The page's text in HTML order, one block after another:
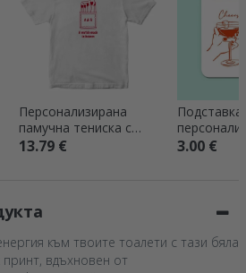
Персонализирана
памучна тениска с
инициали – Heaven
13.79 €
- The
3.00 €
към твоите тоалети с тази бяла
принт, вдъхновен от